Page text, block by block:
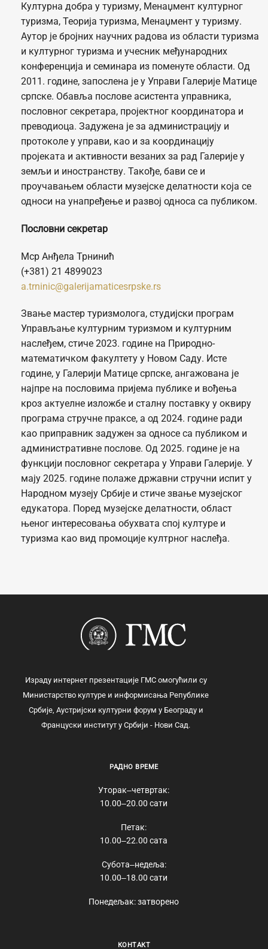
Културна добра у туризму, Менаџмент културног
туризма, Теорија туризма, Менаџмент у туризму.
Аутор је бројних научних радова из области туризма
и културног туризма и учесник међународних
конференција и семинара из поменуте области. Од
2011. године, запослена је у Управи Галерије Матице
српске. Обавља послове асистента управника,
пословног секретара, пројектног координатора и
преводиоца. Задужена је за администрацију и
протоколе у управи, као и за координацију
пројеката и активности везаних за рад Галерије у
земљи и иностранству. Такође, бави се и
проучавањем области музејске делатности која се
односи на унапређење и развој односа са публиком.
Пословни секретар
Мср Анђела Трнинић
(+381) 21 4899023
a.trninic@galerijamaticesrpske.rs
Звање мастер туризмолога, студијски програм
Управљање културним туризмом и културним
наслеђем, стиче 2023. године на Природно-
математичком факултету у Новом Саду. Исте
године, у Галерији Матице српске, ангажована је
најпре на пословима пријема публике и вођења
кроз актуелне изложбе и сталну поставку у оквиру
програма стручне праксе, а од 2024. године ради
као приправник задужен за односе са публиком и
административне послове. Од 2025. године је на
функцији пословног секретара у Управи Галерије. У
мају 2025. године полаже државни стручни испит у
Народном музеју Србије и стиче звање музејског
едукатора. Поред музејске делатности, област
њеног интересовања обухвата спој културе и
туризма као вид промоције култрног наслеђа.
Израду интернет презентације ГМС омогућили су
Министарство културе и информисања Републике
Србије, Аустријски културни форум у Београду и
Француски институт у Србији - Нови Сад.
РАДНО ВРЕМЕ
Уторак‒четвртак:
10.00‒20.00 сати
Петак:
10.00‒22.00 сата
Субота‒недеља:
10.00‒18.00 сати
Понедељак: затворено
КОНТАКТ